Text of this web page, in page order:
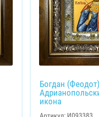
Богдан (Феодот)
икона
Артикул:И093383